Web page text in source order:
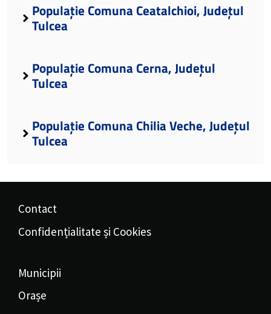
Populație Comuna Ceatalchioi, Județul
Tulcea
Populație Comuna Cerna, Județul
Tulcea
Populație Comuna Chilia Veche, Județul
Tulcea
Contact
Confidențialitate și Cookies
Municipii
Orașe